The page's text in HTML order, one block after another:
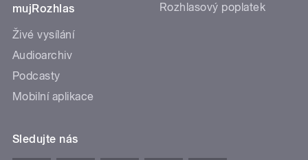
mujRozhlas
Živé vysílání
Audioarchiv
Podcasty
Mobilní aplikace
Rozhlasový poplatek
Sledujte nás